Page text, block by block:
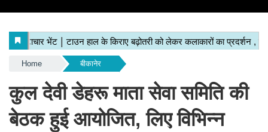
Home बीकानेर
कुल देवी डेहरू माता सेवा समिति की
बेठक हुई आयोजित, लिए विभिन्न